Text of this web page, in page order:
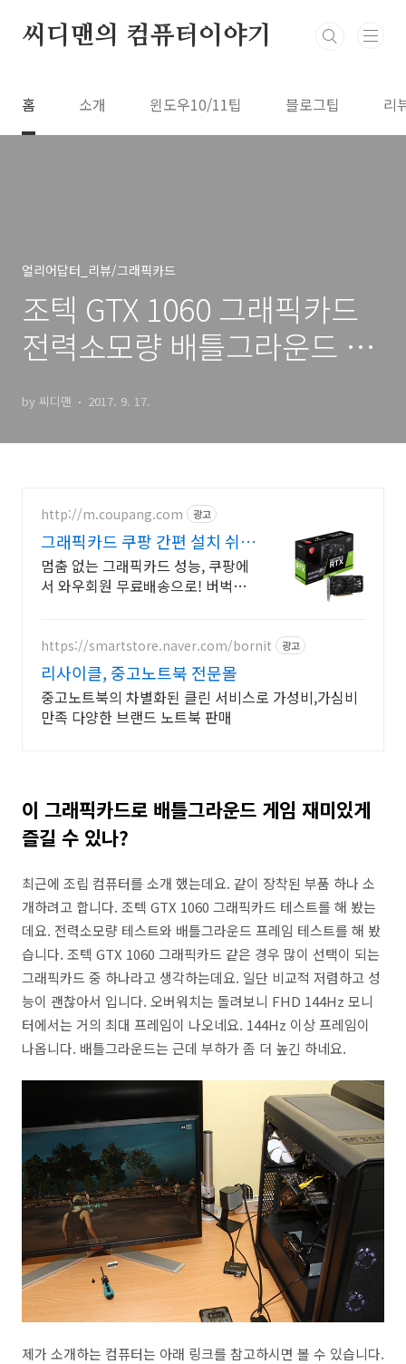
씨디맨의 컴퓨터이야기
홈 소개 윈도우10/11팁 블로그팁 리
얼리어답터_리뷰/그래픽카드
조텍 GTX 1060 그래픽카드
전력소모량 배틀그라운드 프
by 씨디맨 2017. 9. 17.
http://m.coupang.com 광고
그래픽카드 쿠팡 간편 설치 쉬운
업그레이드
멈춤 없는 그래픽카드 성능, 쿠팡에
서 와우회원 무료배송으로! 버벅이
https://smartstore.naver.com/bornit 광고
리사이클, 중고노트북 전문몰
중고노트북의 차별화된 클린 서비스로 가성비,가심비
만족 다양한 브랜드 노트북 판매
이 그래픽카드로 배틀그라운드 게임 재미있게
즐길 수 있나?
최근에 조립 컴퓨터를 소개 했는데요. 같이 장착된 부품 하나 소
개하려고 합니다. 조텍 GTX 1060 그래픽카드 테스트를 해 봤는
데요. 전력소모량 테스트와 배틀그라운드 프레임 테스트를 해 봤
습니다. 조텍 GTX 1060 그래픽카드 같은 경우 많이 선택이 되는
그래픽카드 중 하나라고 생각하는데요. 일단 비교적 저렴하고 성
능이 괜찮아서 입니다. 오버워치는 돌려보니 FHD 144Hz 모니
터에서는 거의 최대 프레임이 나오네요. 144Hz 이상 프레임이
나옵니다. 배틀그라운드는 근데 부하가 좀 더 높긴 하네요.
제가 소개하는 컴퓨터는 아래 링크를 참고하시면 볼 수 있습니다.